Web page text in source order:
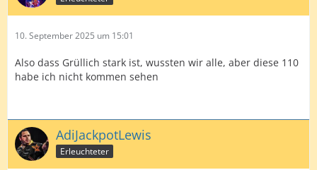
10. September 2025 um 15:01
Also dass Grüllich stark ist, wussten wir alle, aber diese 110
habe ich nicht kommen sehen
AdiJackpotLewis
Erleuchteter